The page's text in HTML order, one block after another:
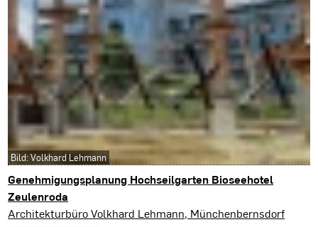
Genehmigungsplanung Hochseilgarten Bioseehotel
Zeulenroda
Zeulenroda-Triebes
Architekturbüro Volkhard Lehmann, Münchenbernsdorf
Bild: Volkhard Lehmann